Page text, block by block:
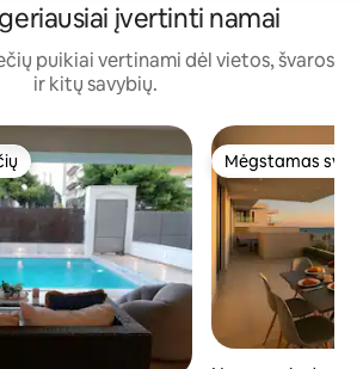
įvertinti namai
puikiai vertinami dėl vietos, švaros
ir kitų savybių.
Mėgstamas
Mėgstamas